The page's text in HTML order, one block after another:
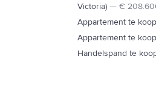
Victoria) — €
Appartement te
Appartement te
Handelspand te